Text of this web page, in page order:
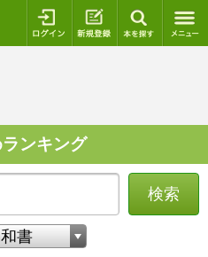
ログイン 新規登録
ンキング
検索